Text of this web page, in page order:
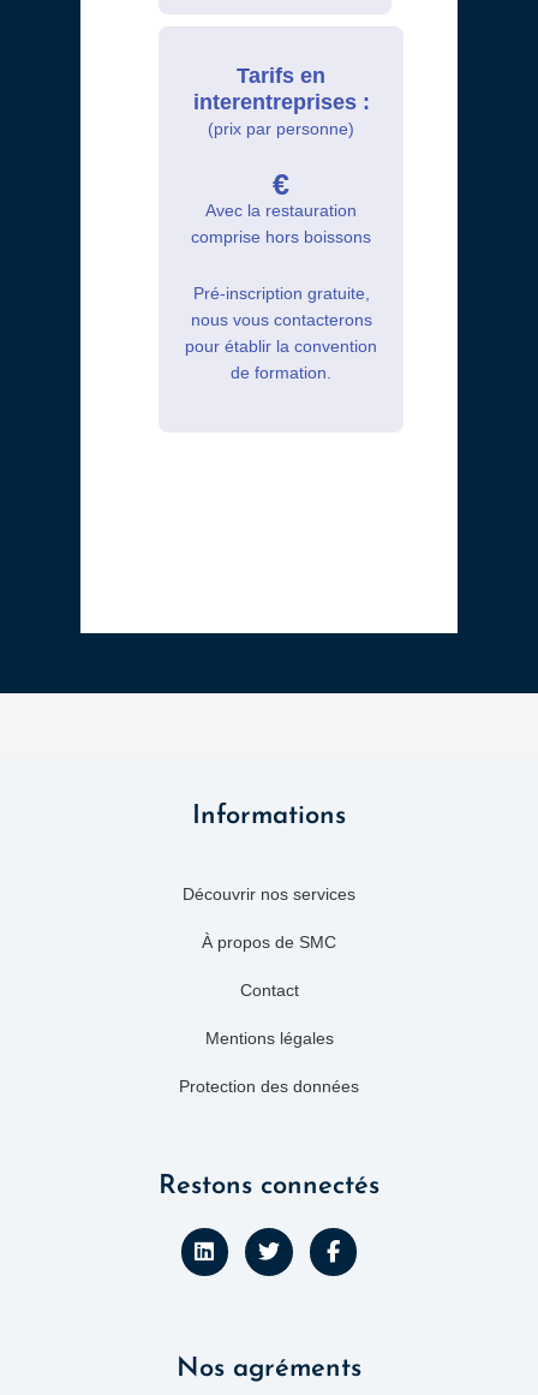
Tarifs en
interentreprises :
(prix par personne)
€
Avec la restauration
comprise hors boissons
Pré-inscription gratuite,
nous vous contacterons
pour établir la convention
de formation.
Informations
Découvrir nos services
À propos de SMC
Contact
Mentions légales
Protection des données
Restons connectés
L
i
n
i
T
w
i
r
F
a
c
o
Nos agréments